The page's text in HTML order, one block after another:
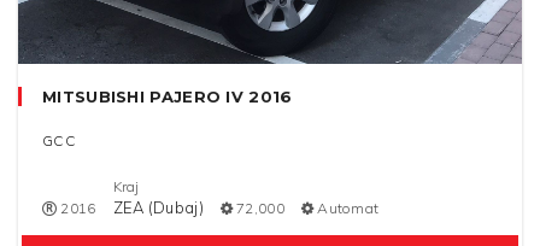
MITSUBISHI PAJERO IV 2016
GCC
2016
Kraj
ZEA (Dubaj) 72,000 Automat